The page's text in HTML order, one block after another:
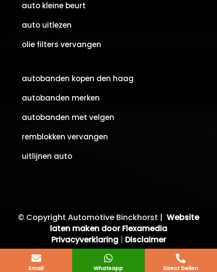
auto kleine beurt
auto uitlezen
olie filters vervangen
autobanden kopen den haag
autobanden merken
autobanden met velgen
remblokken vervangen
uitlijnen auto
© Copyright Automotive Binckhorst | Website
laten maken door Flexamedia
Privacyverklaring| Disclaimer

Email

Whatsapp

Direct bellen